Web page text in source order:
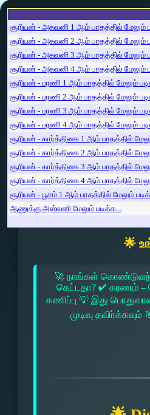
சூரியன் - அசுவனி 1 ஆம் பாதத்தில் மேலும்
சூரியன் - அசுவனி 2 ஆம் பாதத்தில் மேலும்
சூரியன் - அசுவனி 3 ஆம் பாதத்தில் மேலும்
சூரியன் - அசுவனி 4 ஆம் பாதத்தில் மேலும்
சூரியன் - பரணி 1 ஆம் பாதத்தில் மேலும்
சூரியன் - பரணி 2 ஆம் பாதத்தில் மேலும்
சூரியன் - பரணி 3 ஆம் பாதத்தில் மேலும்
சூரியன் - பரணி 4 ஆம் பாதத்தில் மேலும்
சூரியன் - கார்த்திகை 1 ஆம் பாதத்தில்
சூரியன் - கார்த்திகை 2 ஆம் பாதத்தில்
சூரியன் - கார்த்திகை 3 ஆம் பாதத்தில்
சூரியன் - கார்த்திகை 4 ஆம் பாதத்தில்
சூரியன் - பூசம் 1 ஆம் பாதத்தில் மேலும்
ஆணுக்கு அஸ்வனி மேலும் படிக்க...
🌟
🚀 நாங்கள்
கெட்டதா? ✔ கரணம் –
கணிப்பு 💡 இது
முடிவு